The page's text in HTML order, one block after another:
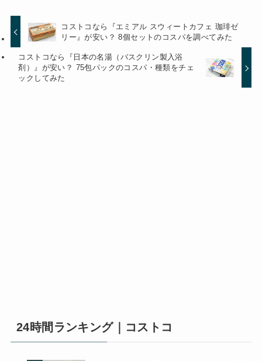
コストコなら『エミアル スウィートカフェ 珈琲ゼ
リー』が安い？ 8個セットのコスパを調べてみた
コストコなら『日本の名湯（バスクリン製入浴
剤）』が安い？ 75包パックのコスパ・種類をチェ
ックしてみた
24時間ランキング｜コストコ